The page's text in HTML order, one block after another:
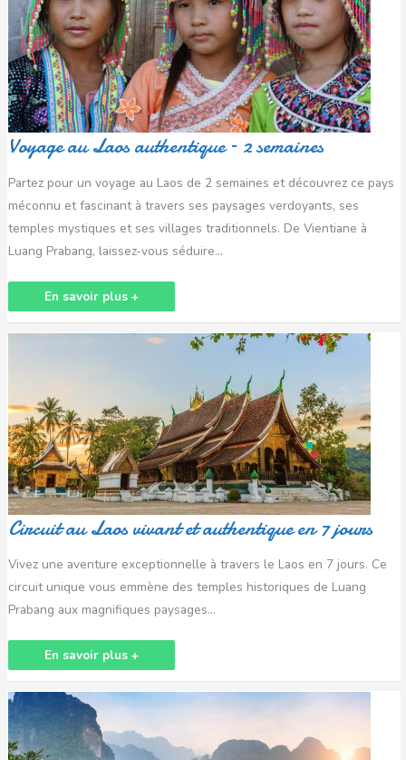
Voyage au Laos authentique – 2 semaines
Partez pour un voyage au Laos de 2 semaines et découvrez ce pays
méconnu et fascinant à travers ses paysages verdoyants, ses
temples mystiques et ses villages traditionnels. De Vientiane à
Luang Prabang, laissez-vous séduire…
2
semaines
En savoir plus +
Circuit au Laos vivant et authentique en 7 jours
Vivez une aventure exceptionnelle à travers le Laos en 7 jours. Ce
circuit unique vous emmène des temples historiques de Luang
Prabang aux magnifiques paysages…
Circuit
authentique
en
7
jours
En savoir plus +
Voyage
Laos
semaines
:
Immersion